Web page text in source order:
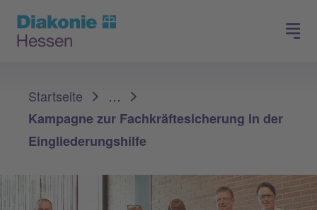
Spenden
Startseite
…
Kampagne zur Fachkräftesicherung in der
Eingliederungshilfe